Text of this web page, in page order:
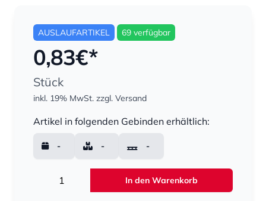
AUSLAUFARTIKEL 69 verfügbar
0,83€*
Stück
inkl. 19% MwSt. zzgl. Versand
Artikel in folgenden Gebinden erhältlich:
- - -
In den Warenkorb